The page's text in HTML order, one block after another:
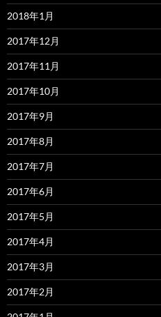
2018年1月
2017年12月
2017年11月
2017年10月
2017年9月
2017年8月
2017年7月
2017年6月
2017年5月
2017年4月
2017年3月
2017年2月